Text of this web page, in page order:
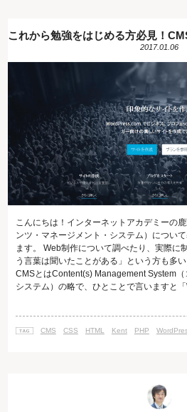
これから勉強をはじめる方必見！
2017.01.06
こんにちは！インターネットアカデミーの
ンツ・マネージメント・システム）につい
ます。 Web制作について調べたり、実際に
う言葉は聞いたことがある」という方も多
CMSとはContent(s) Management System（
システム）の略で、ひとことで言いますと
システムのこと」です。 もっと言ってしま
ればHTMLやCSSを編集して行うことになり
CMS CSS HTML Kent PHP